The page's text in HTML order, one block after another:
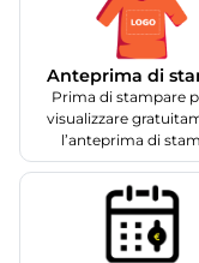
Anteprima di
Prima di stampare
visualizzare
l’anteprima di